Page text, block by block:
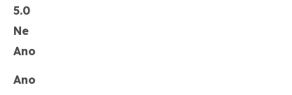
5.0
Ne
Ano
Ano